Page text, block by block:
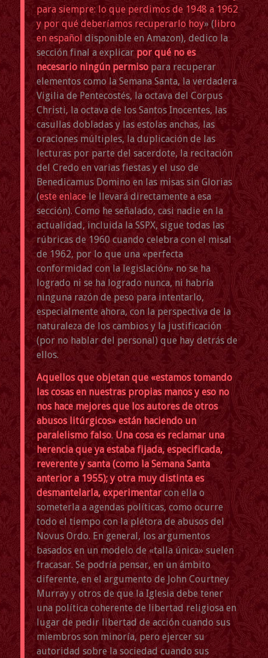
para siempre: lo que perdimos de 1948 a 1962
y por qué deberíamos recuperarlo hoy» (libro
en español disponible en Amazon), dedico la
sección final a explicar por qué no es
necesario ningún permisopara recuperar
elementos como la Semana Santa, la verdadera
Vigilia de Pentecostés, la octava del Corpus
Christi, la octava de los Santos Inocentes, las
casullas dobladas y las estolas anchas, las
oraciones múltiples, la duplicación de las
lecturas por parte del sacerdote, la recitación
del Credo en varias fiestas y el uso de
Benedicamus Domino en las misas sin Glorias
(este enlacele llevará directamente a esa
sección). Como he señalado, casi nadie en la
actualidad, incluida la SSPX, sigue todas las
rúbricas de 1960 cuando celebra con el misal
de 1962, por lo que una «perfecta
conformidad con la legislación» no se ha
logrado ni se ha logrado nunca, ni habría
ninguna razón de peso para intentarlo,
especialmente ahora, con la perspectiva de la
naturaleza de los cambios y la justificación
(por no hablar del personal) que hay detrás de
ellos.
Aquellos que objetan que «estamos tomando
las cosas en nuestras propias manos y eso no
nos hace mejores que los autores de otros
abusos litúrgicos» están haciendo un
paralelismo falso. Una cosa es reclamar una
herencia que ya estaba fijada, especificada,
reverente y santa (como la Semana Santa
anterior a 1955); y otra muy distinta es
desmantelarla, experimentarcon ella o
someterla a agendas políticas, como ocurre
todo el tiempo con la plétora de abusos del
Novus Ordo. En general, los argumentos
basados en un modelo de «talla única» suelen
fracasar. Se podría pensar, en un ámbito
diferente, en el argumento de John Courtney
Murray y otros de que la Iglesia debe tener
una política coherente de libertad religiosa en
lugar de pedir libertad de acción cuando sus
miembros son minoría, pero ejercer su
autoridad sobre la sociedad cuando sus